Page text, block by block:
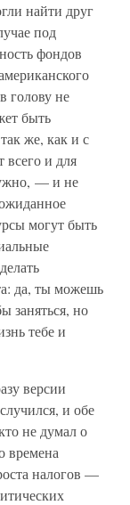
найти друг
под
фондов
голову не
быть
же, как и с
и для
— и не
могут быть
да, ты можешь
заняться, но
тебе и
версии
и обе
не думал о
времена
налогов —